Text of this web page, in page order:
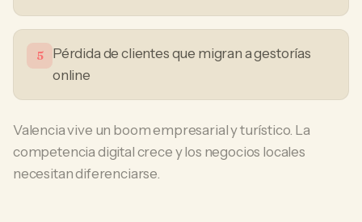
5
Pérdida de clientes que migran a gestorías
online
Valencia vive un boom empresarial y turístico. La
competencia digital crece y los negocios locales
necesitan diferenciarse.